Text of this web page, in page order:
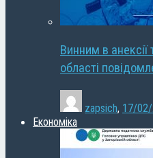
Винним в анексії
області
zapsich, 17/
Економіка